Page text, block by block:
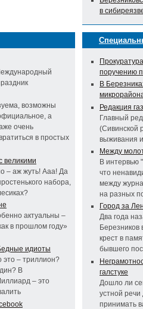
в
возможны
а
очень
в простых
великими
– аж жуть! Ааа! Да
набора,
актуальны –
в прошлом году»
идиоты
это – триллион?
В
– это
поручению
В
Редакция
Главный
(Сивинской
выживания
Между
В интервью
что
между
на разных
Город за
Два года
Березников
крест в
бывшего
галстуке
Дошло ли
устной речи
принимать